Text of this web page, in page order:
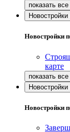
Новостройки
Новостройки
карте
Новостройки
Новостройки